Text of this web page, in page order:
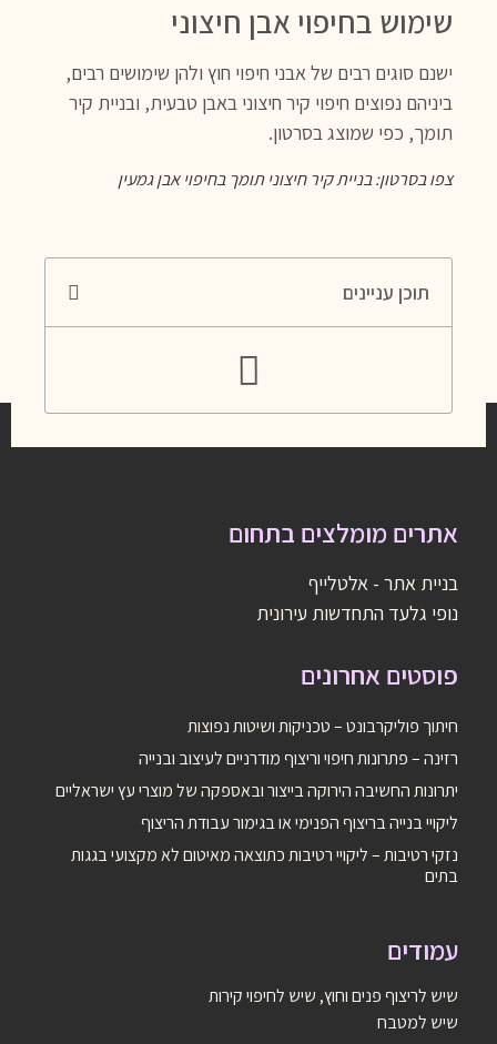
שימוש בחיפוי אבן חיצוני
ישנם סוגים רבים של אבני חיפוי חוץ ולהן שימושים רבים,
ביניהם נפוצים חיפוי קיר חיצוני באבן טבעית, ובניית קיר
תומך, כפי שמוצג בסרטון.
צפו בסרטון: בניית קיר חיצוני תומך בחיפוי אבן גמעין
תוכן עניינים
אתרים מומלצים בתחום
בניית אתר - אלטלייף
נופי גלעד התחדשות עירונית
פוסטים אחרונים
חיתוך פוליקרבונט – טכניקות ושיטות נפוצות
רזינה – פתרונות חיפוי וריצוף מודרניים לעיצוב ובנייה
יתרונות החשיבה הירוקה בייצור ובאספקה של מוצרי עץ ישראליים
ליקויי בנייה בריצוף הפנימי או בגימור עבודת הריצוף
נזקי רטיבות – ליקויי רטיבות כתוצאה מאיטום לא מקצועי בגגות
בתים
עמודים
שיש לריצוף פנים וחוץ, שיש לחיפוי קירות
שיש למטבח